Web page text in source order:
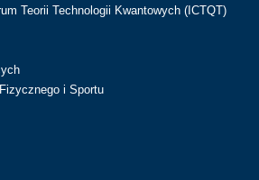
Teorii Technologii Kwantowych (ICTQT)
i Sportu